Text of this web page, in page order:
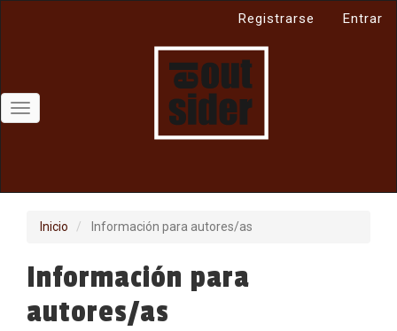
lateral
Registrarse Entrar
Toggle
navigation
Inicio Información para autores/as
Información para
autores/as